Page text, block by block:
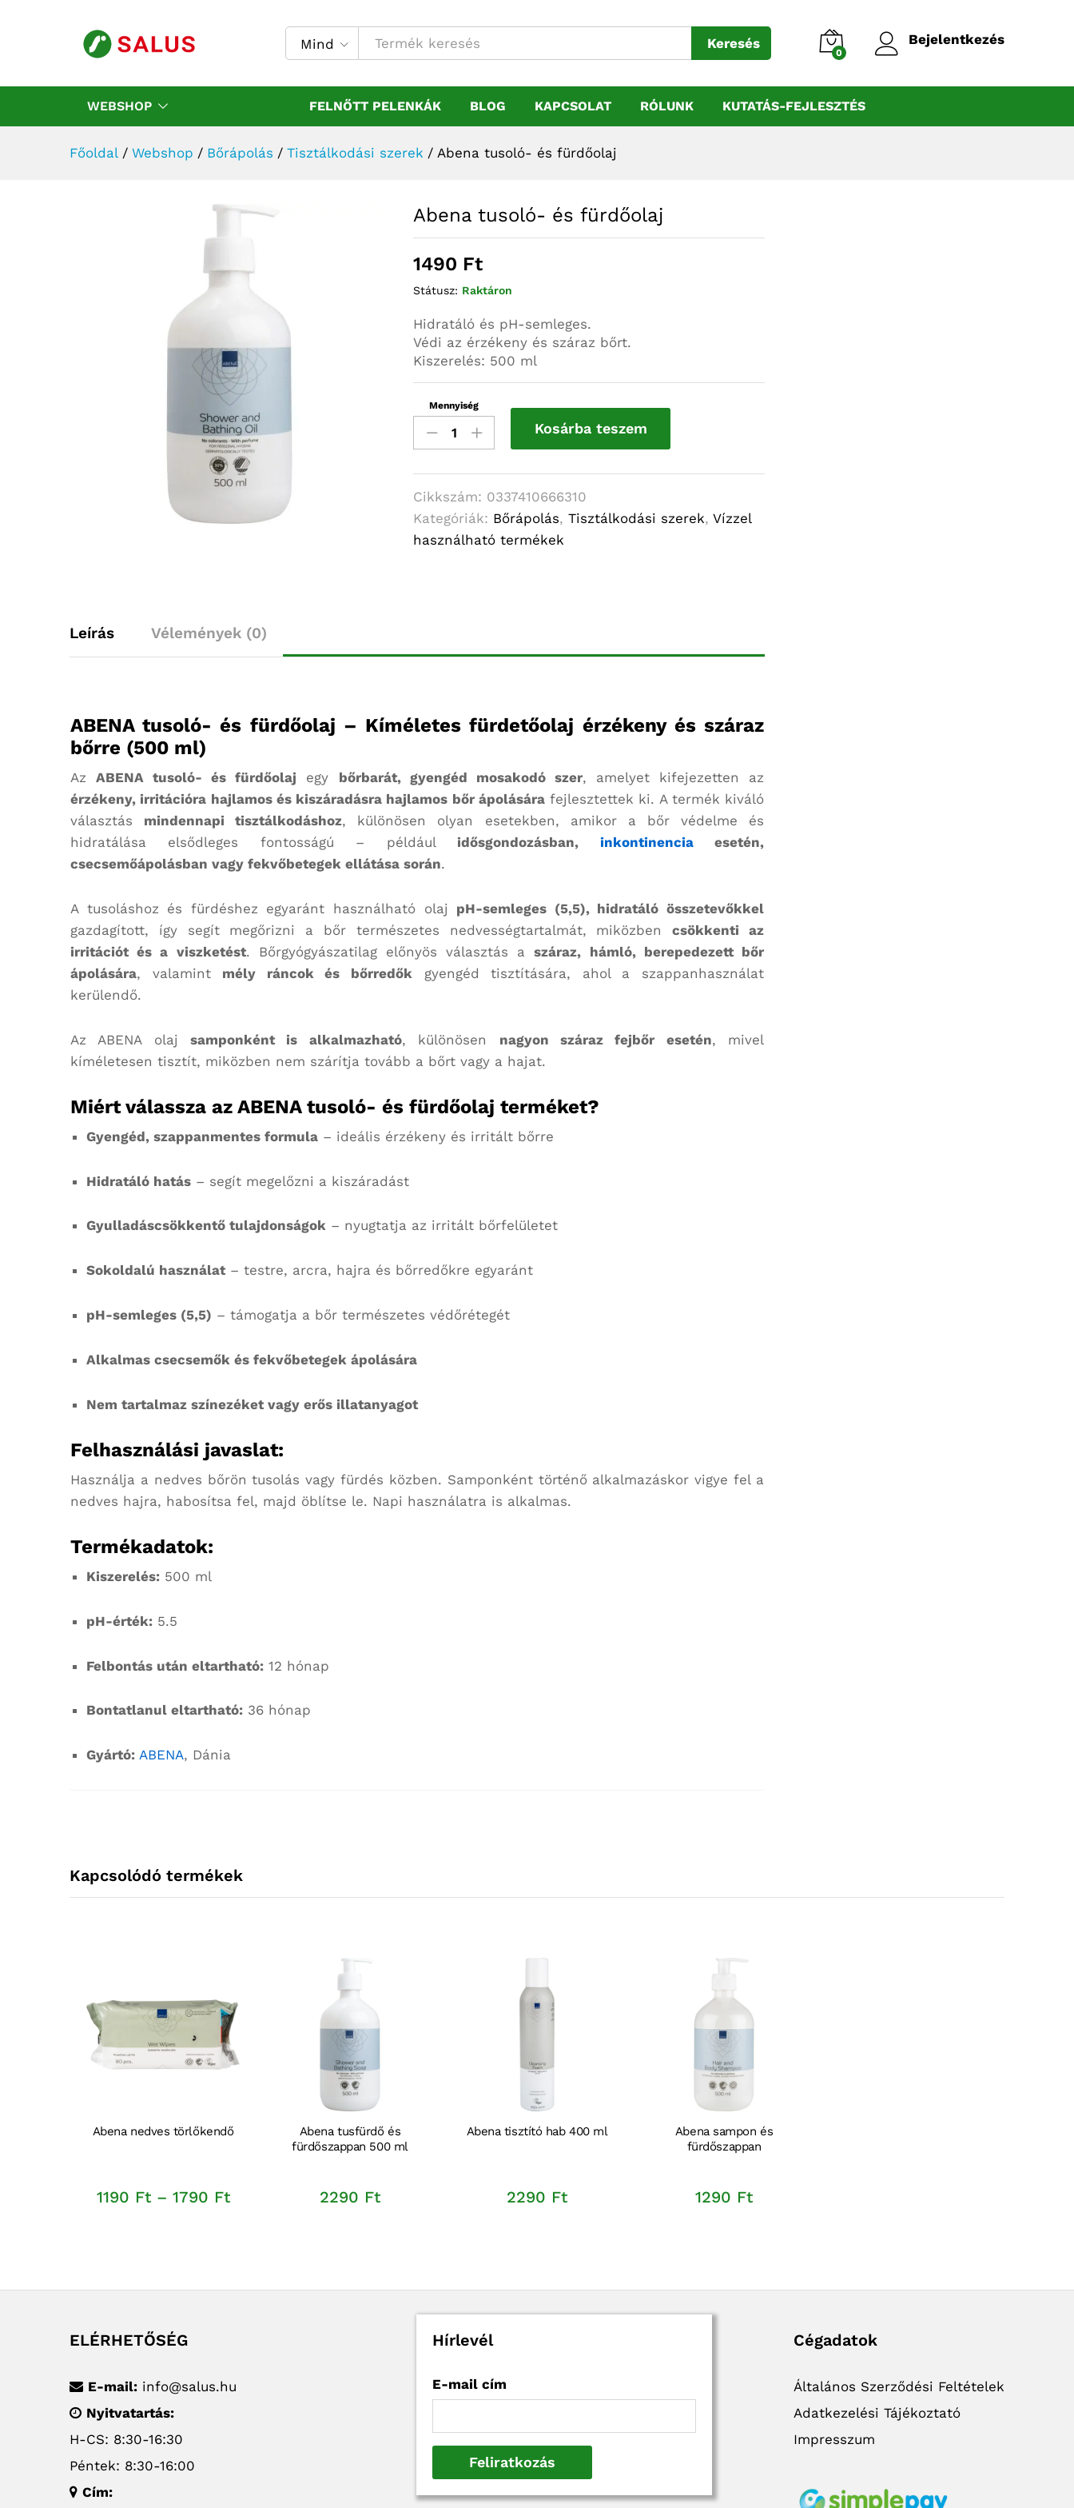
Mind Keresés
0
Bejelentkezés
WEBSHOP FELNŐTT PELENKÁK BLOG KAPCSOLAT RÓLUNK KUTATÁS-FEJLESZTÉS
Főoldal / Webshop / Bőrápolás / Tisztálkodási szerek / Abena tusoló- és fürdőolaj
Abena tusoló- és fürdőolaj
1490 Ft
Státusz: Raktáron
Hidratáló és pH-semleges.
Védi az érzékeny és száraz bőrt.
Kiszerelés: 500 ml
Abena
tusoló-
és
fürdőolaj
mennyiség
Mennyiség
Kosárba teszem
Cikkszám: 0337410666310
Kategóriák: Bőrápolás,Tisztálkodási szerek,Vízzel
használható termékek
Leírás Vélemények (0)
ABENA tusoló- és fürdőolaj – Kíméletes fürdetőolaj érzékeny és száraz
bőrre (500 ml)
AzABENA tusoló- és fürdőolaj egy bőrbarát, gyengéd mosakodó szer, amelyet kifejezetten az
érzékeny, irritációra hajlamos és kiszáradásra hajlamos bőr ápolásárafejlesztettek ki. A termék kiváló
választás mindennapi tisztálkodáshoz, különösen olyan esetekben, amikor a bőr védelme és
hidratálása elsődleges fontosságú – például idősgondozásban, inkontinenciaesetén,
csecsemőápolásban vagy fekvőbetegek ellátása során.
A tusoláshoz és fürdéshez egyaránt használható olaj pH-semleges (5,5), hidratáló összetevőkkel
gazdagított, így segít megőrizni a bőr természetes nedvességtartalmát, miközbencsökkenti az
irritációt és a viszketést. Bőrgyógyászatilag előnyös választás aszáraz, hámló, berepedezett bőr
ápolására, valamint mély ráncok és bőrredők gyengéd tisztítására, ahol a szappanhasználat
kerülendő.
Az ABENA olajsamponként is alkalmazható, különösen nagyon száraz fejbőr esetén, mivel
kíméletesen tisztít, miközben nem szárítja tovább a bőrt vagy a hajat.
Miért válassza az ABENA tusoló- és fürdőolaj terméket?
Gyengéd, szappanmentes formula – ideális érzékeny és irritált bőrre
Hidratáló hatás – segít megelőzni a kiszáradást
Gyulladáscsökkentő tulajdonságok – nyugtatja az irritált bőrfelületet
Sokoldalú használat – testre, arcra, hajra és bőrredőkre egyaránt
pH-semleges (5,5) – támogatja a bőr természetes védőrétegét
Alkalmas csecsemők és fekvőbetegek ápolására
Nem tartalmaz színezéket vagy erős illatanyagot
Felhasználási javaslat:
Használja a nedves bőrön tusolás vagy fürdés közben. Samponként történő alkalmazáskor vigye fel a
nedves hajra, habosítsa fel, majd öblítse le. Napi használatra is alkalmas.
Termékadatok:
Kiszerelés: 500 ml
pH-érték: 5.5
Felbontás után eltartható: 12 hónap
Bontatlanul eltartható: 36 hónap
Gyártó: ABENA, Dánia
Kapcsolódó termékek
Abena nedves törlőkendő
1190 Ft – 1790 FtÁrtartomány:
Abena tusfürdő és
fürdőszappan 500 ml
2290 Ft
Abena tisztító hab 400 ml
2290 Ft
Abena sampon és
fürdőszappan
1290 Ft
ELÉRHETŐSÉG
E-mail: info@salus.hu
Nyitvatartás:
H-CS: 8:30-16:30
Péntek: 8:30-16:00
Cím:
Hírlevél
E-mail cím
Cégadatok
Általános Szerződési Feltételek
Adatkezelési Tájékoztató
Impresszum
Vélemények (0)